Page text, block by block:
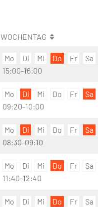
WOCHENTAG
Mo Di Mi Do Fr Sa
15:00-16:00
Mo Di Mi Do Fr Sa
09:20-10:00
Mo Di Mi Do Fr Sa
08:30-09:10
Mo Di Mi Do Fr Sa
11:40-12:40
Mo Di Mi Do Fr Sa